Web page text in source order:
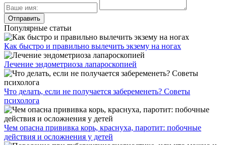
Популярные статьи
Как быстро и правильно вылечить экзему на ногах
Лечение эндометриоза лапароскопией
Что делать, если не получается забеременеть? Советы
психолога
Чем опасна прививка корь, краснуха, паротит: побочные
действия и осложнения у детей